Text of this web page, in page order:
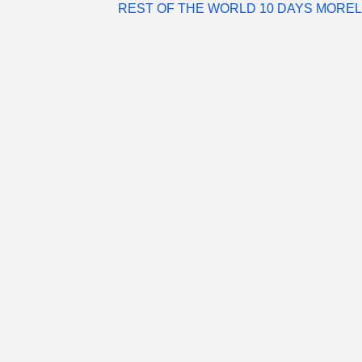
REST OF THE WORLD 10 DAYS